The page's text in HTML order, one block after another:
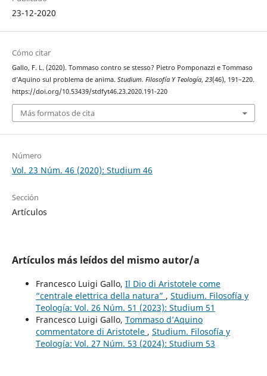
23-12-2020
Cómo citar
Gallo, F. L. (2020). Tommaso contro se stesso? Pietro Pomponazzi e Tommaso
d’Aquino sul problema de anima. Studium. Filosofía Y Teología, 23(46), 191–220.
https://doi.org/10.53439/stdfyt46.23.2020.191-220
Más formatos de cita
Número
Vol. 23 Núm. 46 (2020): Studium 46
Sección
Artículos
Artículos más leídos del mismo autor/a
Francesco Luigi Gallo, Il Dio di Aristotele come
“centrale elettrica della natura” , Studium. Filosofía y
Teología: Vol. 26 Núm. 51 (2023): Studium 51
Francesco Luigi Gallo, Tommaso d’Aquino
commentatore di Aristotele , Studium. Filosofía y
Teología: Vol. 27 Núm. 53 (2024): Studium 53